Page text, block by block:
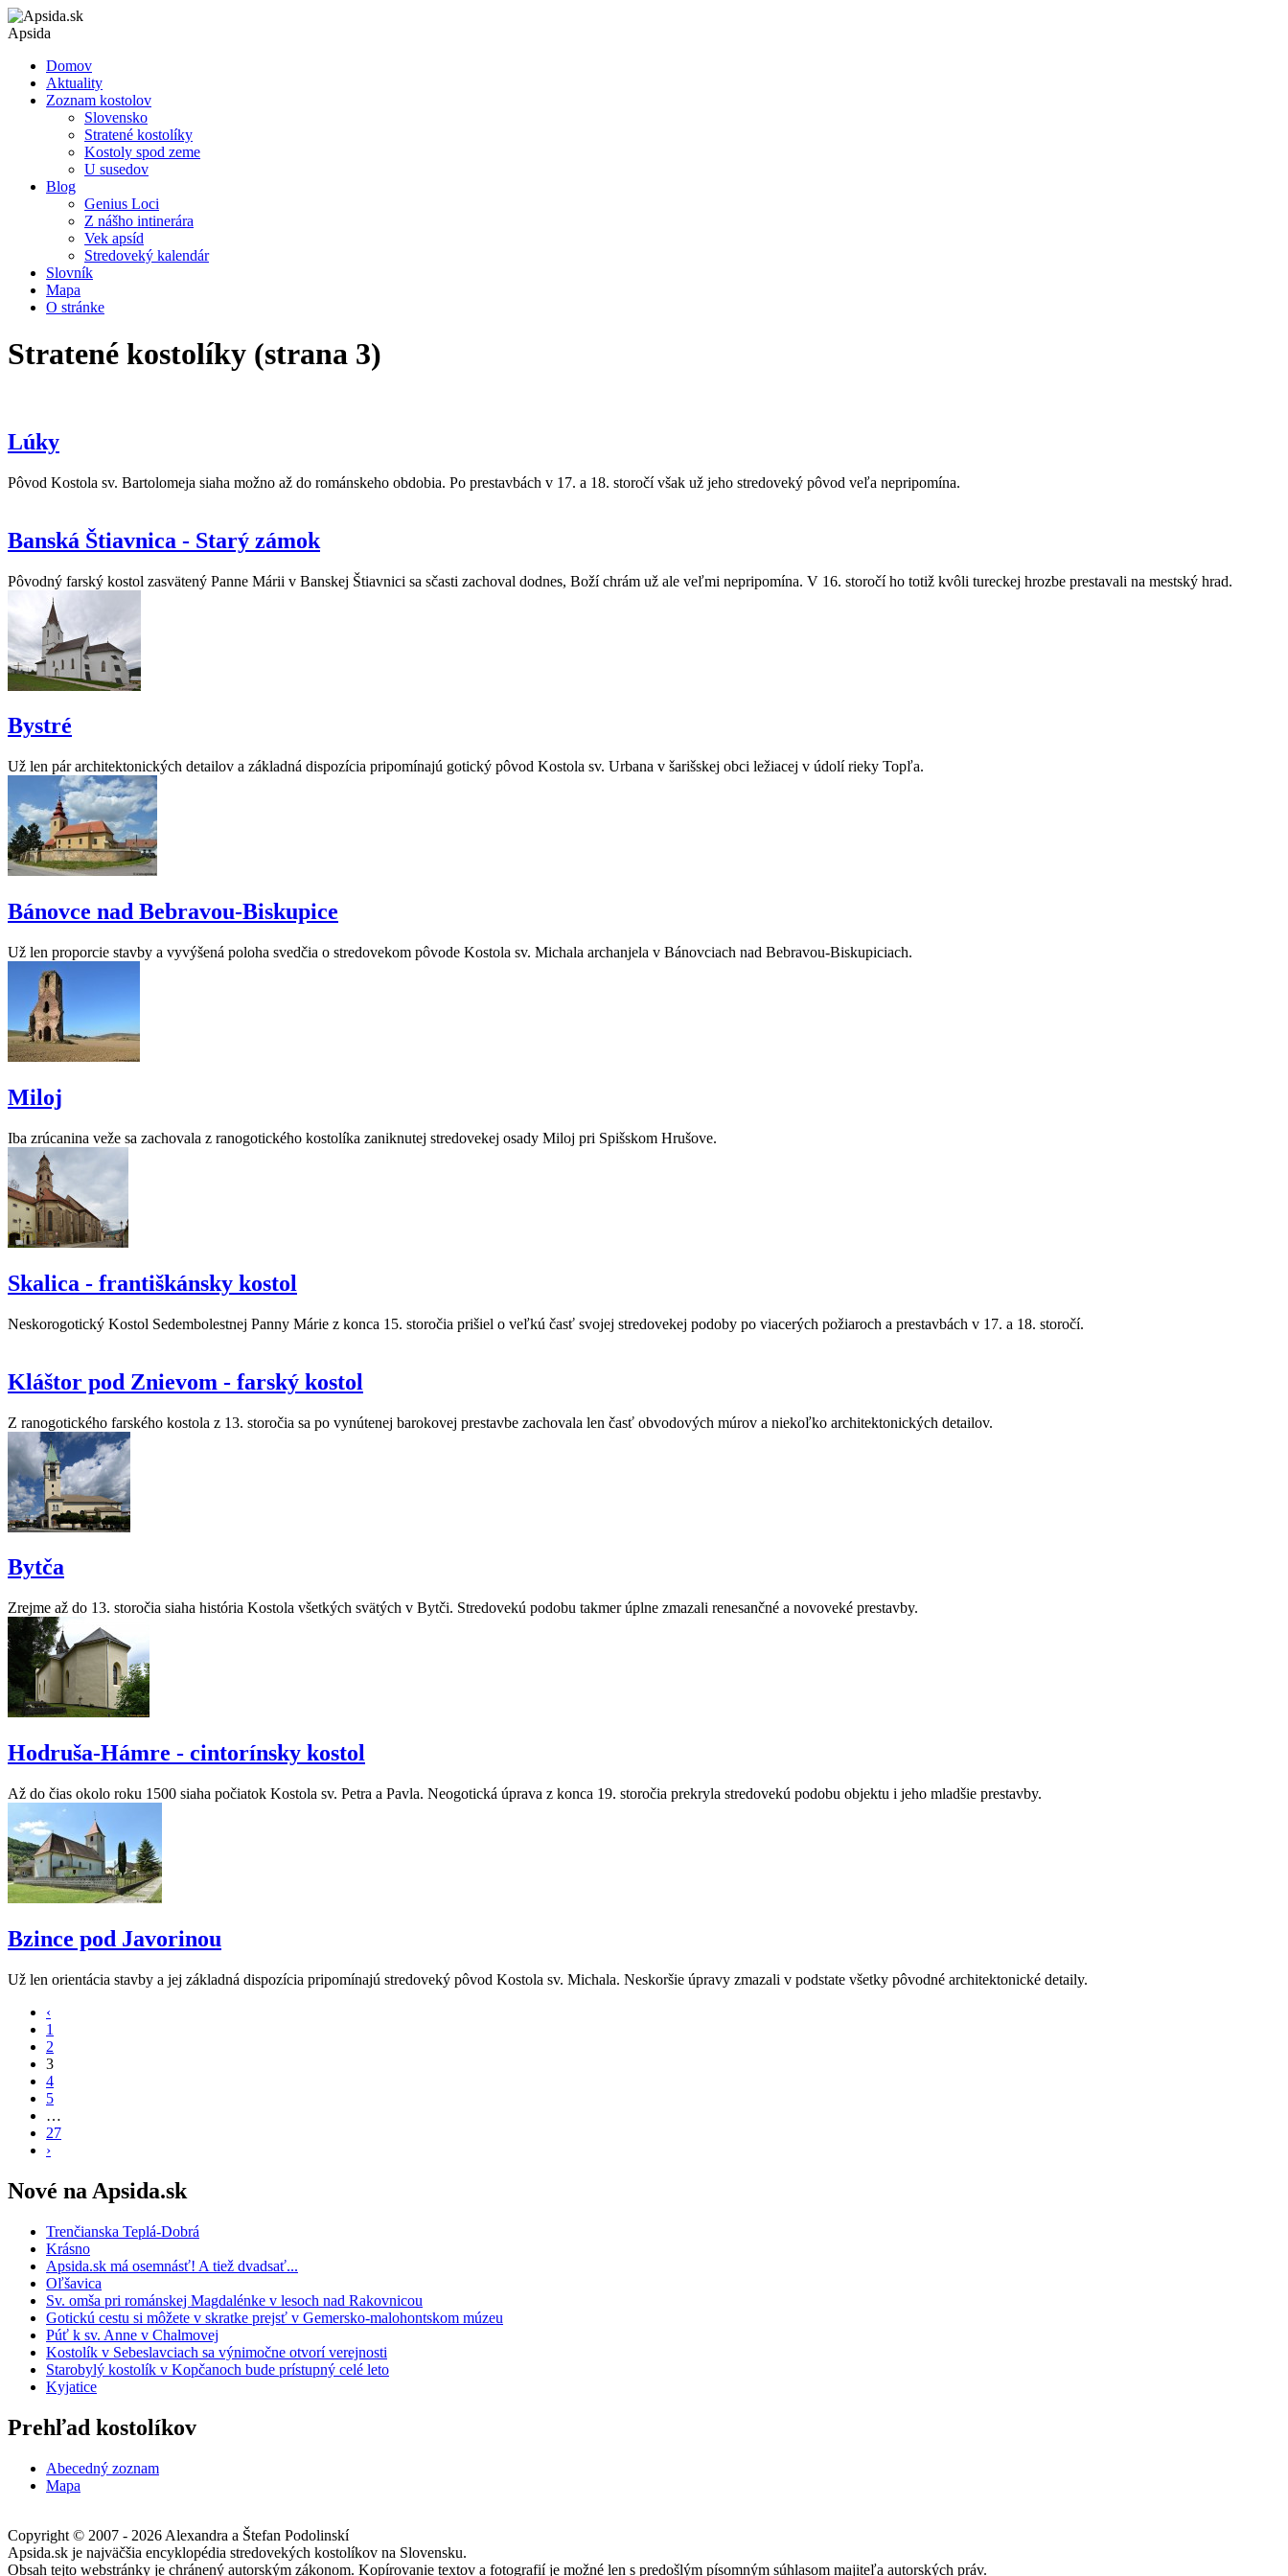
Apsida
Domov
Aktuality
Zoznam kostolov
Slovensko
Stratené kostolíky
Kostoly spod zeme
U susedov
Blog
Genius Loci
Z nášho intinerára
Vek apsíd
Stredoveký kalendár
Slovník
Mapa
O stránke
Stratené kostolíky (strana 3)
Lúky
Pôvod Kostola sv. Bartolomeja siaha možno až do románskeho obdobia. Po prestavbách v 17. a 18. storočí však už jeho stredoveký pôvod veľa nepripomína.
Banská Štiavnica - Starý zámok
Pôvodný farský kostol zasvätený Panne Márii v Banskej Štiavnici sa sčasti zachoval dodnes, Boží chrám už ale veľmi nepripomína. V 16. storočí ho totiž kvôli tureckej hrozbe prestavali na mestský hrad.
Bystré
Už len pár architektonických detailov a základná dispozícia pripomínajú gotický pôvod Kostola sv. Urbana v šarišskej obci ležiacej v údolí rieky Topľa.
Bánovce nad Bebravou-Biskupice
Už len proporcie stavby a vyvýšená poloha svedčia o stredovekom pôvode Kostola sv. Michala archanjela v Bánovciach nad Bebravou-Biskupiciach.
Miloj
Iba zrúcanina veže sa zachovala z ranogotického kostolíka zaniknutej stredovekej osady Miloj pri Spišskom Hrušove.
Skalica - františkánsky kostol
Neskorogotický Kostol Sedembolestnej Panny Márie z konca 15. storočia prišiel o veľkú časť svojej stredovekej podoby po viacerých požiaroch a prestavbách v 17. a 18. storočí.
Kláštor pod Znievom - farský kostol
Z ranogotického farského kostola z 13. storočia sa po vynútenej barokovej prestavbe zachovala len časť obvodových múrov a niekoľko architektonických detailov.
Bytča
Zrejme až do 13. storočia siaha história Kostola všetkých svätých v Bytči. Stredovekú podobu takmer úplne zmazali renesančné a novoveké prestavby.
Hodruša-Hámre - cintorínsky kostol
Až do čias okolo roku 1500 siaha počiatok Kostola sv. Petra a Pavla. Neogotická úprava z konca 19. storočia prekryla stredovekú podobu objektu i jeho mladšie prestavby.
Bzince pod Javorinou
Už len orientácia stavby a jej základná dispozícia pripomínajú stredoveký pôvod Kostola sv. Michala. Neskoršie úpravy zmazali v podstate všetky pôvodné architektonické detaily.
‹
1
2
3
4
5
…
27
›
Nové na Apsida.sk
Trenčianska Teplá-Dobrá
Krásno
Apsida.sk má osemnásť! A tiež dvadsať...
Oľšavica
Sv. omša pri románskej Magdalénke v lesoch nad Rakovnicou
Gotickú cestu si môžete v skratke prejsť v Gemersko-malohontskom múzeu
Púť k sv. Anne v Chalmovej
Kostolík v Sebeslavciach sa výnimočne otvorí verejnosti
Starobylý kostolík v Kopčanoch bude prístupný celé leto
Kyjatice
Prehľad kostolíkov
Abecedný zoznam
Mapa
Copyright © 2007 - 2026 Alexandra a Štefan Podolinskí
Apsida.sk je najväčšia encyklopédia stredovekých kostolíkov na Slovensku.
Obsah tejto webstránky je chránený autorským zákonom. Kopírovanie textov a fotografií je možné len s predošlým písomným súhlasom majiteľa autorských práv.